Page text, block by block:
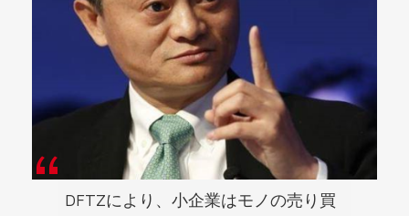
DFTZにより、小企業はモノの売り買